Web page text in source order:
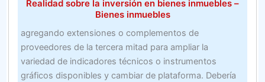
Realidad sobre la inversión en bienes inmuebles –
Bienes inmuebles
agregando extensiones o complementos de
proveedores de la tercera mitad para ampliar la
variedad de indicadores técnicos o instrumentos
gráficos disponibles y cambiar de plataforma. Debería